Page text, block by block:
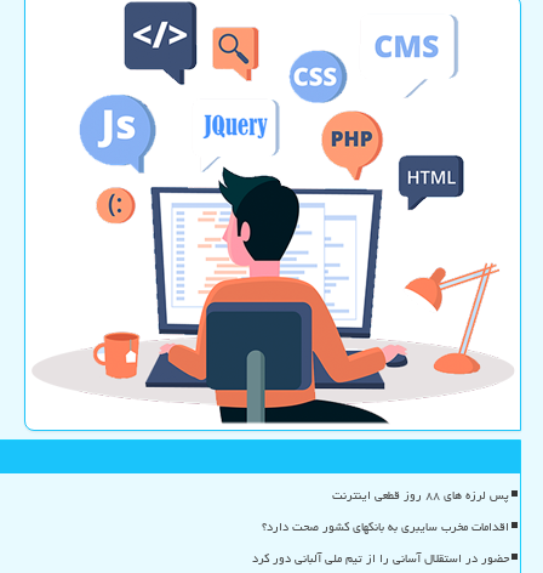
پس لرزه های ۸۸ روز قطعی اینترنت
اقدامات مخرب سایبری به بانکهای کشور صحت دارد؟
حضور در استقلال آسانی را از تیم ملی آلبانی دور کرد